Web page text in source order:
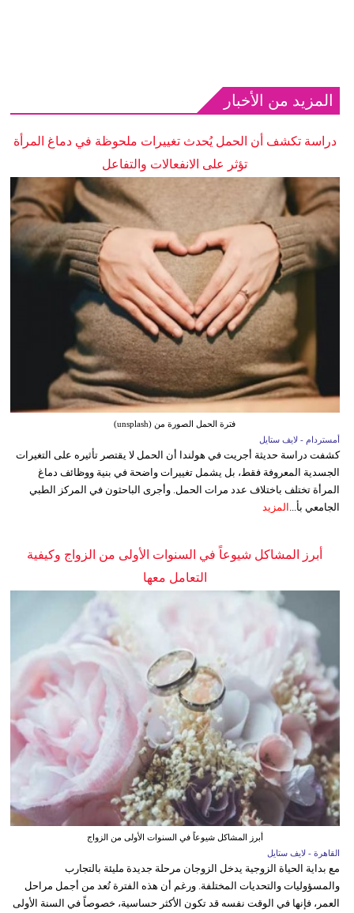
المزيد من الأخبار
دراسة تكشف أن الحمل يُحدث تغييرات ملحوظة في دماغ المرأة
تؤثر على الانفعالات والتفاعل
فترة الحمل الصورة من (unsplash)
أمستردام - لايف ستايل
كشفت دراسة حديثة أجريت في هولندا أن الحمل لا يقتصر تأثيره على التغيرات
الجسدية المعروفة فقط، بل يشمل تغييرات واضحة في بنية ووظائف دماغ
المرأة تختلف باختلاف عدد مرات الحمل. وأجرى الباحثون في المركز الطبي
الجامعي بأ... المزيد
أبرز المشاكل شيوعاً في السنوات الأولى من الزواج وكيفية
التعامل معها
أبرز المشاكل شيوعاً في السنوات الأولى من الزواج
القاهرة - لايف ستايل
مع بداية الحياة الزوجية يدخل الزوجان مرحلة جديدة مليئة بالتجارب
والمسؤوليات والتحديات المختلفة. ورغم أن هذه الفترة تُعد من أجمل مراحل
العمر، فإنها في الوقت نفسه قد تكون الأكثر حساسية، خصوصاً في السنة الأولى